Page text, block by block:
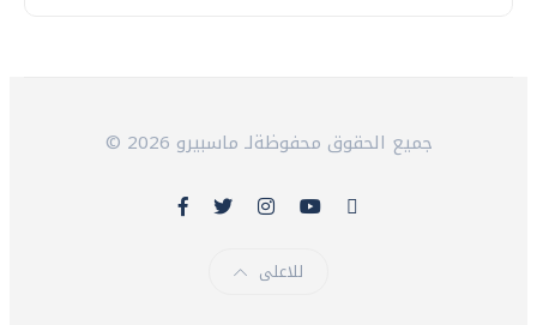
© 2026 جميع الحقوق محفوظةلـ ماسبيرو
للاعلى